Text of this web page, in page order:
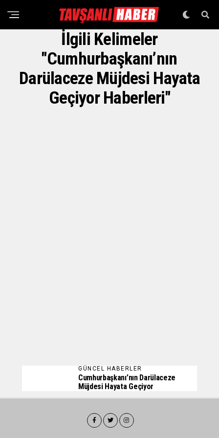
İlgili Kelimeler
"Cumhurbaşkanı’nın
Darülaceze Müjdesi Hayata
Geçiyor Haberleri"
GÜNCEL HABERLER
Cumhurbaşkanı’nın Darülaceze
Müjdesi Hayata Geçiyor